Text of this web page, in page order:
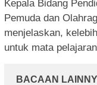
Kepala Bidang
Pemuda dan
menjelaskan,
untuk mata
BACAAN